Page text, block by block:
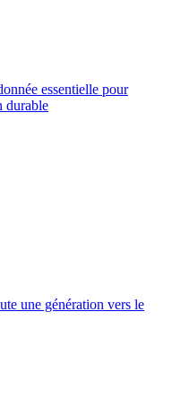
essentielle pour
durable
une génération vers le